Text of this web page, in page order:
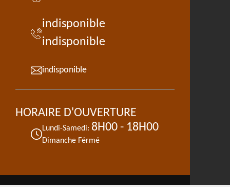
indisponible
indisponible
indisponible
HORAIRE D'OUVERTURE
Lundi-Samedi: 8H00 - 18H00
Dimanche Férmé